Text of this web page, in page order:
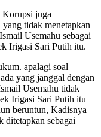
Korupsi juga
tidak menetapkan
Usemahu sebagai
Irigasi Sari Putih itu.
apalagi soal
yang janggal dengan
Usemahu tidak
Irigasi Sari Putih itu
beruntun, Kadisnya
ditetapkan sebagai